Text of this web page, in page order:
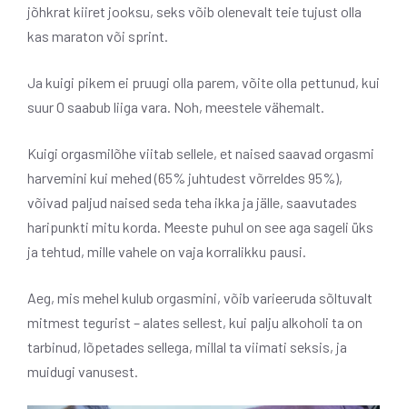
jõhkrat kiiret jooksu, seks võib olenevalt teie tujust olla
kas maraton või sprint.
Ja kuigi pikem ei pruugi olla parem, võite olla pettunud, kui
suur O saabub liiga vara. Noh, meestele vähemalt.
Kuigi orgasmilõhe viitab sellele, et naised saavad orgasmi
harvemini kui mehed (65% juhtudest võrreldes 95%),
võivad paljud naised seda teha ikka ja jälle, saavutades
haripunkti mitu korda. Meeste puhul on see aga sageli üks
ja tehtud, mille vahele on vaja korralikku pausi.
Aeg, mis mehel kulub orgasmini, võib varieeruda sõltuvalt
mitmest tegurist – alates sellest, kui palju alkoholi ta on
tarbinud, lõpetades sellega, millal ta viimati seksis, ja
muidugi vanusest.